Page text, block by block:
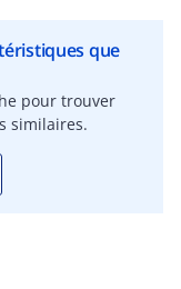
que
pour trouver
similaires.